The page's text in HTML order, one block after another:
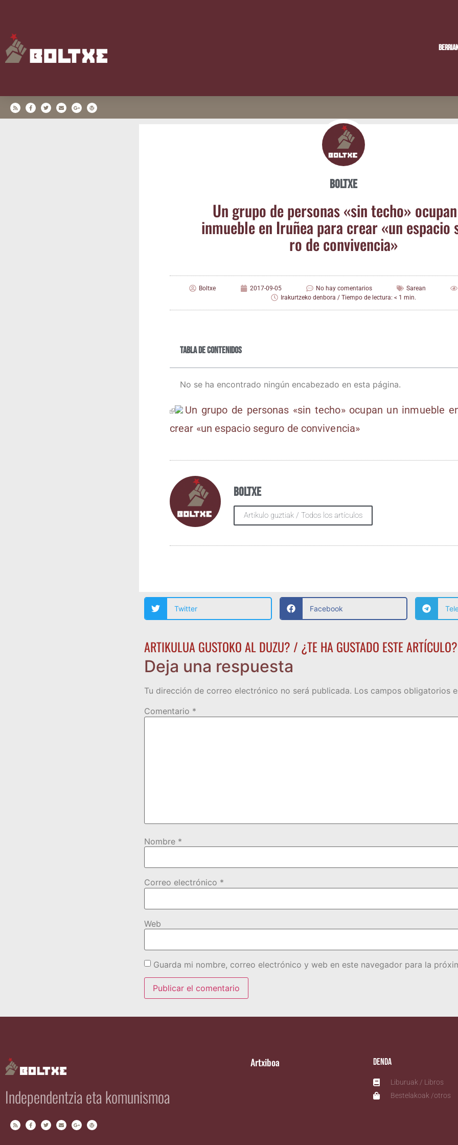
Boltxe
Un gru­po de per­so­nas «sin techo»
inmue­ble en Iru­ñea para crear «un
ro de convivencia»
Boltxe 2017-09-05 No hay comentarios Sarean
Irakurtzeko denbora / Tiempo de lectura: < 1 min.
Tabla de contenidos
No se ha encontrado ningún encabezado en esta página.
Un gru­po de per­so­nas «sin techo» ocu­pan un inmue­ble
crear «un espa­cio segu­ro de con­vi­ven­cia»
Boltxe
Artikulo guztiak / Todos los artículos
Twitter Facebook
ARTIKULUA GUSTOKO AL DUZU? / ¿TE HA GUSTADO ESTE ARTÍCULO?
Deja una respuesta
Tu dirección de correo electrónico no será publicada. Los campos obligatorios
Comentario *
Nombre *
Correo electrónico *
Web
Guarda mi nombre, correo electrónico y web en este navegador para la
Independentzia eta komunismoa
Artxiboa Denda
Liburuak / Libros
Bestelakoak /otros